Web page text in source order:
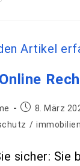
8. März
/
sicher: